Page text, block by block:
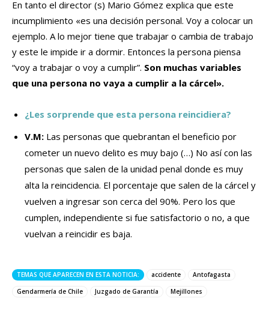
En tanto el director (s) Mario Gómez explica que este
incumplimiento «es una decisión personal. Voy a colocar un
ejemplo. A lo mejor tiene que trabajar o cambia de trabajo
y este le impide ir a dormir. Entonces la persona piensa
“voy a trabajar o voy a cumplir”. Son muchas variables
que una persona no vaya a cumplir a la cárcel».
¿Les sorprende que esta persona reincidiera?
V.M: Las personas que quebrantan el beneficio por
cometer un nuevo delito es muy bajo (…) No así con las
personas que salen de la unidad penal donde es muy
alta la reincidencia. El porcentaje que salen de la cárcel y
vuelven a ingresar son cerca del 90%. Pero los que
cumplen, independiente si fue satisfactorio o no, a que
vuelvan a reincidir es baja.
TEMAS QUE APARECEN EN ESTA NOTICIA: accidente
Antofagasta
Gendarmería de Chile
Juzgado de Garantía Mejillones